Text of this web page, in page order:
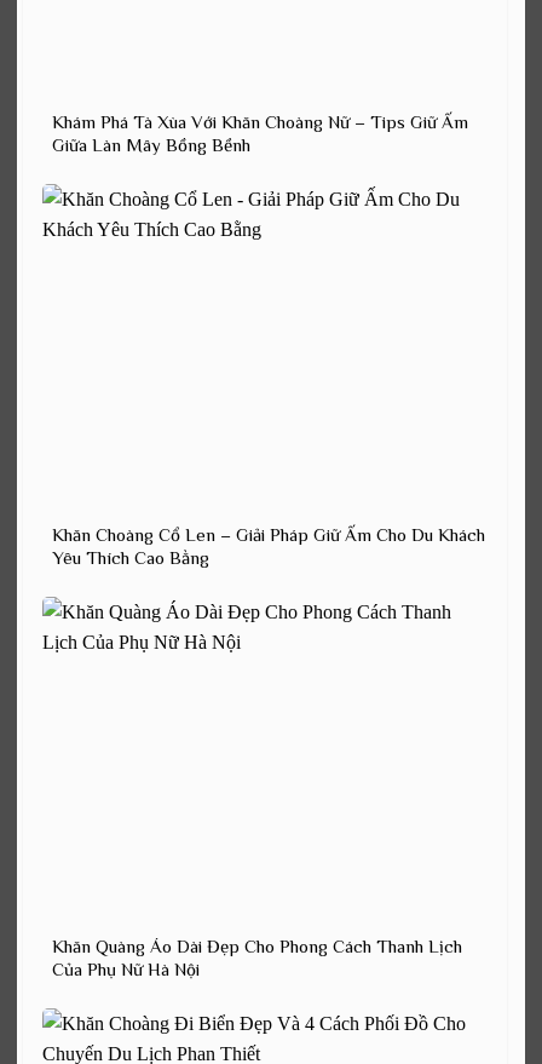
Khám Phá Tà Xùa Với Khăn Choàng Nữ – Tips Giữ Ấm
Giữa Làn Mây Bồng Bềnh
Khăn Choàng Cổ Len – Giải Pháp Giữ Ấm Cho Du Khách
Yêu Thích Cao Bằng
Khăn Quàng Áo Dài Đẹp Cho Phong Cách Thanh Lịch
Của Phụ Nữ Hà Nội